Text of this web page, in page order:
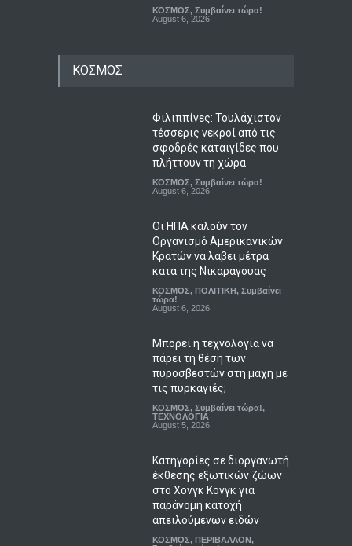
ΚΟΣΜΟΣ, Συμβαίνει τώρα!
August 6, 2026
ΚΟΣΜΟΣ
Φιλιππίνες: Τουλάχιστον
τέσσερις νεκροί από τις
σφοδρές καταιγίδες που
πλήττουν τη χώρα
ΚΟΣΜΟΣ, Συμβαίνει τώρα!
August 6, 2026
Οι ΗΠΑ καλούν τον
Οργανισμό Αμερικανικών
Κρατών να λάβει μέτρα
κατά της Νικαράγουας
ΚΟΣΜΟΣ, ΠΟΛΙΤΙΚΗ, Συμβαίνει
τώρα!
August 6, 2026
Μπορεί η τεχνολογία να
πάρει τη θέση των
πυροσβεστών στη μάχη με
τις πυρκαγιές;
ΚΟΣΜΟΣ, Συμβαίνει τώρα!,
ΤΕΧΝΟΛΟΓΙΑ
August 5, 2026
Κατηγορίες σε διοργανωτή
έκθεσης εξωτικών ζώων
στο Χονγκ Κονγκ για
παράνομη κατοχή
απειλούμενων ειδών
ΚΟΣΜΟΣ, ΠΕΡΙΒΑΛΛΟΝ,